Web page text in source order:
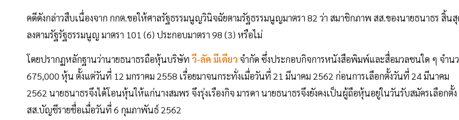
คดีดังกล่าวสืบเนื่องจาก กกต.ขอให้ศาลรัฐธรรมนูญวินิจฉัยตามรัฐธรรมนูญมาตรา 82 ว่า สมาชิกภาพ สส.ของนายธนาธร สิ้น
ลงตามรัฐรัฐธรรมนูญ มาตรา 101 (6) ประกอบมาตรา 98 (3) หรือไม่
โดยปรากฏหลักฐานว่านายธนาธรถือหุ้นบริษัท วี-ลัค มีเดียว จำกัด ซึ่งประกอบกิจการหนังสือพิมพ์และสื่อมวลชนใด ๆ จำน
675,000 หุ้น ตั้งแต่วันที่ 12 มกราคม 2558 เรื่อยมาจนกระทั่งเมื่อวันที่ 21 มีนาคม 2562 ก่อนการเลือกตั้งวันที่ 24 มีนาคม
2562 นายธนาธรจึงได้โอนหุ้นให้แก่นางสมพร จึงรุ่งเรืองกิจ มารดา นายธนาธรจึงยังคงเป็นผู้ถือหุ้นอยู่ในวันรับสมัครเลือกตั้ง
สส.บัญชีรายชื่อเมื่อวันที่ 6 กุมภาพันธ์ 2562